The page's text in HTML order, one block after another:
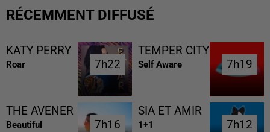
RÉCEMMENT DIFFUSÉ
KATY PERRY
Roar 7h22
7h22
TEMPER CITY
Self Aware 7h19
7h19
THE AVENER
Beautiful 7h16
7h16
SIA ET AMIR
1+1 7h12
7h12